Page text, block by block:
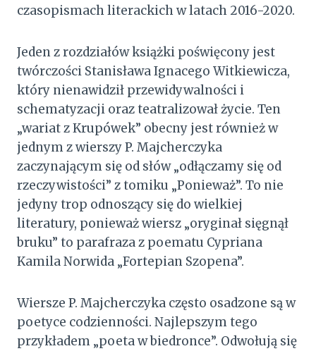
czasopismach literackich w latach 2016-2020.
Jeden z rozdziałów książki poświęcony jest
twórczości Stanisława Ignacego Witkiewicza,
który nienawidził przewidywalności i
schematyzacji oraz teatralizował życie. Ten
„wariat z Krupówek” obecny jest również w
jednym z wierszy P. Majcherczyka
zaczynającym się od słów „odłączamy się od
rzeczywistości” z tomiku „Ponieważ”. To nie
jedyny trop odnoszący się do wielkiej
literatury, ponieważ wiersz „oryginał sięgnął
bruku” to parafraza z poematu Cypriana
Kamila Norwida „Fortepian Szopena”.
Wiersze P. Majcherczyka często osadzone są w
poetyce codzienności. Najlepszym tego
przykładem „poeta w biedronce”. Odwołują się